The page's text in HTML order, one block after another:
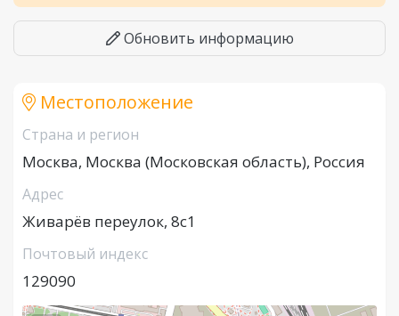
Обновить информацию
Местоположение
Страна и регион
Москва, Москва (Московская область), Россия
Адрес
Живарёв переулок, 8с1
Почтовый индекс
129090